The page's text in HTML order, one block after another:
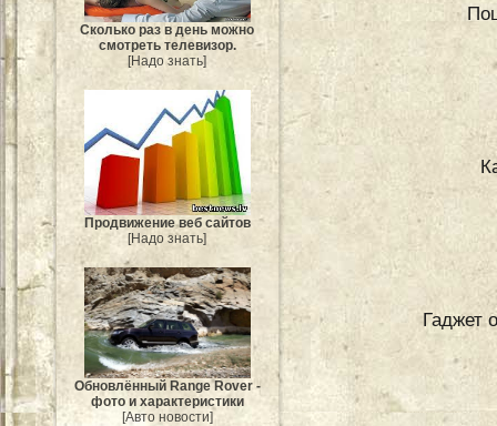
Сколько раз в день можно
смотреть телевизор.
[Надо знать]
Продвижение веб сайтов
[Надо знать]
Обновлённый Range Rover -
фото и характеристики
[Авто новости]
Гаджет